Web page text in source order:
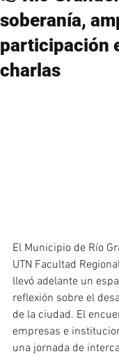
soberanía,
participación
charlas
El Municipio de Río
UTN Facultad
llevó adelante un
reflexión sobre el
de la ciudad. El
empresas e
una jornada de